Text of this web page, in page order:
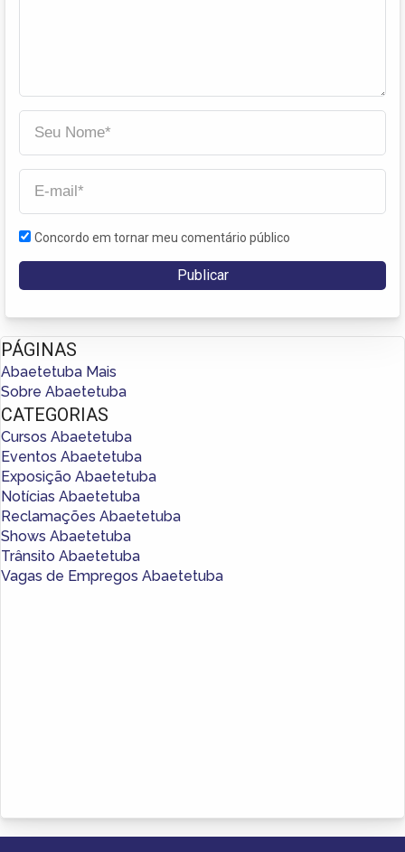
Concordo em tornar meu comentário público
PÁGINAS
Abaetetuba Mais
Sobre Abaetetuba
CATEGORIAS
Cursos Abaetetuba
Eventos Abaetetuba
Exposição Abaetetuba
Notícias Abaetetuba
Reclamações Abaetetuba
Shows Abaetetuba
Trânsito Abaetetuba
Vagas de Empregos Abaetetuba